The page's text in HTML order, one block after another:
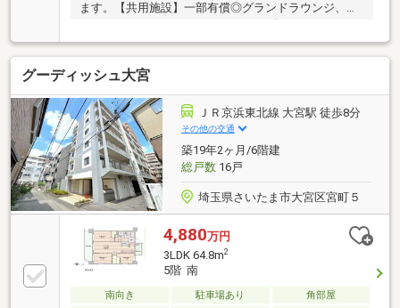
ます。【共用施設】一部有償◎グランドラウンジ、フ
マルチルーム（キッズルーム）、ライブラリー、ゲス
トルーム■各階にゴミ置き場■棟内にコンビニ（朝7時
～夜９時半）、保育施設■コンシェルジュサービス■ペ
ット足洗い場、グルーミングルーム【セキュリティ】
２４時間有人管理、ノンタッチキー、防犯カメラ、ダ
ブルロックオートロック、防犯センサー≪Support≫□
住信SBI代理事業 東宝ハウスフィナンシャル（T.sロー
ン）□365日24時間住まいの駆付けサービス（３年間無
料)
グーディッシュ大宮
ＪＲ京浜東北線 大宮駅 徒歩8分
その他の交通
築19年2ヶ月/6階建
総戸数16戸
埼玉県さいたま市大宮区宮町５
4,880万円
3LDK 64.8m2
5階 南
南向き 駐車場あり
角部屋